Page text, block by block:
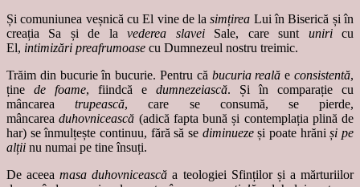
Și comuniunea veșnică cu El vine de lasimțirea Lui în Biserică și în
creația Sa și de lavederea slaveiSale, care sunt uniricu
El, intimizări preafrumoase cu Dumnezeul nostru treimic.
Trăim din bucurie în bucurie. Pentru că bucuria reală econsistentă,
ține de foame, fiindcă e dumnezeiască. Și în comparație cu
mâncareatrupească, care se consumă, se pierde,
mâncareaduhovnicească (adică fapta bună și contemplația plină de
har) se înmulțește continuu, fără să se diminuezeși poate hrăniși pe
alții nu numai pe tine însuți.
De aceeamasa duhovnicească a teologiei Sfinților și a mărturiilor